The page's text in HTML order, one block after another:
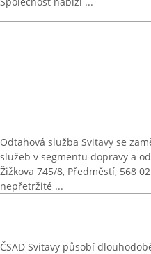
Odtahová služba Svitavy se
služeb v segmentu dopravy a
Žižkova 745/8, Předměstí, 568
nepřetržité ...
ČSAD Svitavy působí